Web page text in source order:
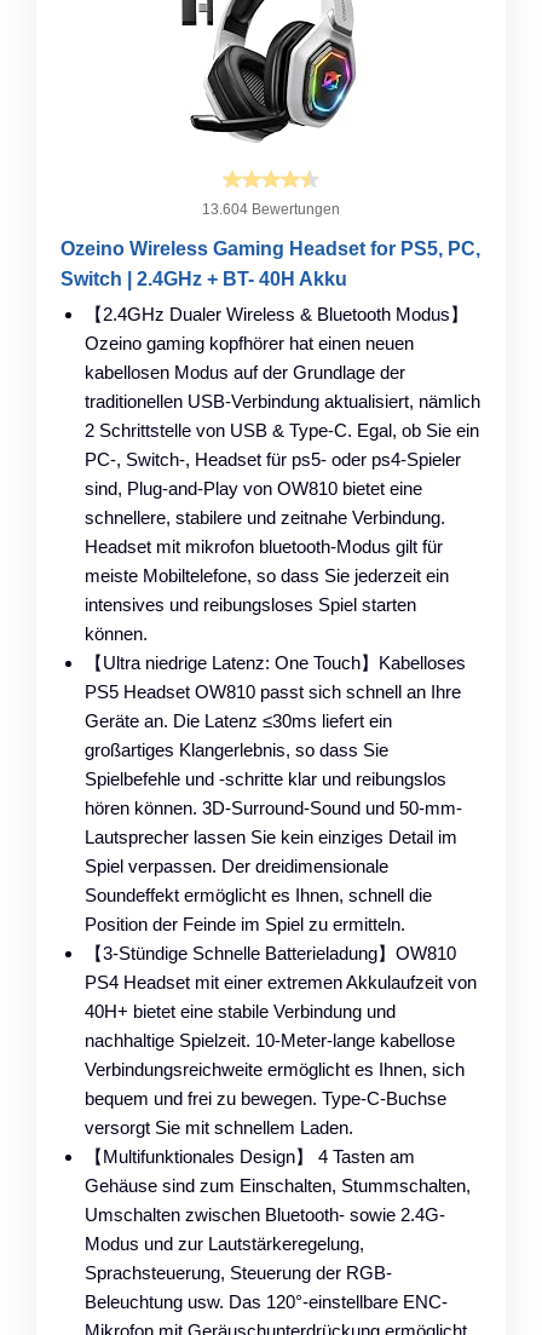
13.604 Bewertungen
Ozeino Wireless Gaming Headset for PS5, PC,
Switch | 2.4GHz + BT- 40H Akku
【2.4GHz Dualer Wireless & Bluetooth Modus】
Ozeino gaming kopfhörer hat einen neuen
kabellosen Modus auf der Grundlage der
traditionellen USB-Verbindung aktualisiert, nämlich
2 Schrittstelle von USB & Type-C. Egal, ob Sie ein
PC-, Switch-, Headset für ps5- oder ps4-Spieler
sind, Plug-and-Play von OW810 bietet eine
schnellere, stabilere und zeitnahe Verbindung.
Headset mit mikrofon bluetooth-Modus gilt für
meiste Mobiltelefone, so dass Sie jederzeit ein
intensives und reibungsloses Spiel starten
können.
【Ultra niedrige Latenz: One Touch】Kabelloses
PS5 Headset OW810 passt sich schnell an Ihre
Geräte an. Die Latenz ≤30ms liefert ein
großartiges Klangerlebnis, so dass Sie
Spielbefehle und -schritte klar und reibungslos
hören können. 3D-Surround-Sound und 50-mm-
Lautsprecher lassen Sie kein einziges Detail im
Spiel verpassen. Der dreidimensionale
Soundeffekt ermöglicht es Ihnen, schnell die
Position der Feinde im Spiel zu ermitteln.
【3-Stündige Schnelle Batterieladung】OW810
PS4 Headset mit einer extremen Akkulaufzeit von
40H+ bietet eine stabile Verbindung und
nachhaltige Spielzeit. 10-Meter-lange kabellose
Verbindungsreichweite ermöglicht es Ihnen, sich
bequem und frei zu bewegen. Type-C-Buchse
versorgt Sie mit schnellem Laden.
【Multifunktionales Design】 4 Tasten am
Gehäuse sind zum Einschalten, Stummschalten,
Umschalten zwischen Bluetooth- sowie 2.4G-
Modus und zur Lautstärkeregelung,
Sprachsteuerung, Steuerung der RGB-
Beleuchtung usw. Das 120°-einstellbare ENC-
Mikrofon mit Geräuschunterdrückung ermöglicht